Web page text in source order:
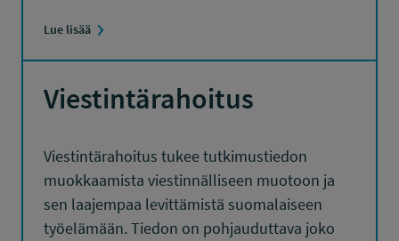
Lue lisää
Viestintärahoitus
Viestintärahoitus tukee tutkimustiedon
muokkaamista viestinnälliseen muotoon ja
sen laajempaa levittämistä suomalaiseen
työelämään. Tiedon on pohjauduttava joko